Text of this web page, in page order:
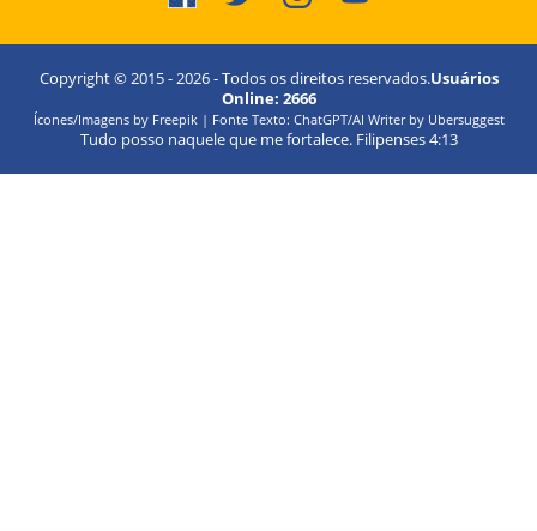
Copyright © 2015 -2026- Todos os direitos reservados.Usuários
Online: 2666
Ícones/Imagens by Freepik | Fonte Texto: ChatGPT/AI Writer by Ubersuggest
Tudo posso naquele que me fortalece. Filipenses 4:13